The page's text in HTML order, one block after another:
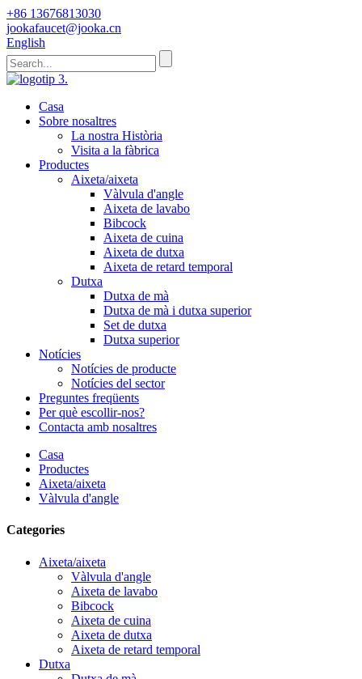
+86 13676813030
jookafaucet@jooka.cn
English
Casa
Sobre nosaltres
La nostra Història
Visita a la fàbrica
Productes
Aixeta/aixeta
Vàlvula d'angle
Aixeta de lavabo
Bibcock
Aixeta de cuina
Aixeta de dutxa
Aixeta de retard temporal
Dutxa
Dutxa de mà
Dutxa de mà i dutxa superior
Set de dutxa
Dutxa superior
Notícies
Notícies de producte
Notícies del sector
Preguntes freqüents
Per què escollir-nos?
Contacta amb nosaltres
Casa
Productes
Aixeta/aixeta
Vàlvula d'angle
Categories
Aixeta/aixeta
Vàlvula d'angle
Aixeta de lavabo
Bibcock
Aixeta de cuina
Aixeta de dutxa
Aixeta de retard temporal
Dutxa